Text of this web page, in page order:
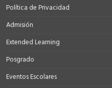
Política de Privacidad
Admisión
Extended Learning
Posgrado
Eventos Escolares